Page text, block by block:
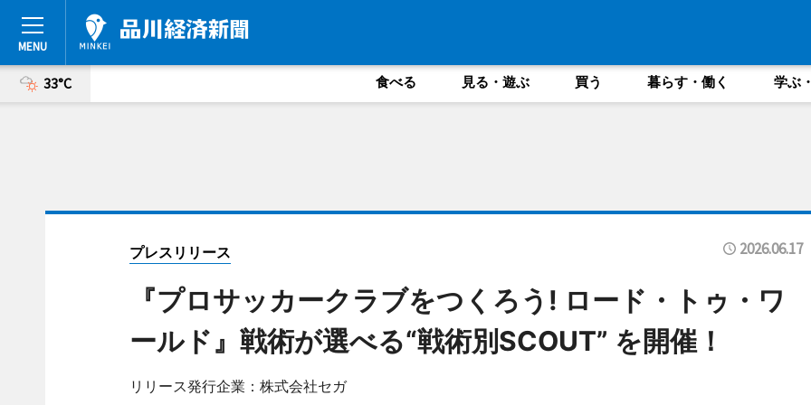
33°C 食べる 見る・遊ぶ 買う 暮らす・働く 学ぶ
プレスリリース 2026.06.17
『プロサッカークラブをつくろう! ロード・トゥ・ワ
ールド』戦術が選べる“戦術別SCOUT” を開催！
リリース発行企業：株式会社セガ